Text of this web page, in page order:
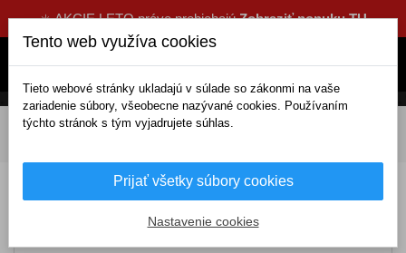
☀️ AKCIE LETO práve prebiehajúZobraziť ponuku TU
DOMOV Exteriérové doplnky
Ochranná autoplachta XL 317x157x51cm
NYLON
Tento web využíva cookies
Tieto webové stránky ukladajú v súlade so zákonmi na vaše
zariadenie súbory, všeobecne nazývané cookies. Používaním
týchto stránok s tým vyjadrujete súhlas.
Prijať všetky súbory cookies
Nastavenie cookies